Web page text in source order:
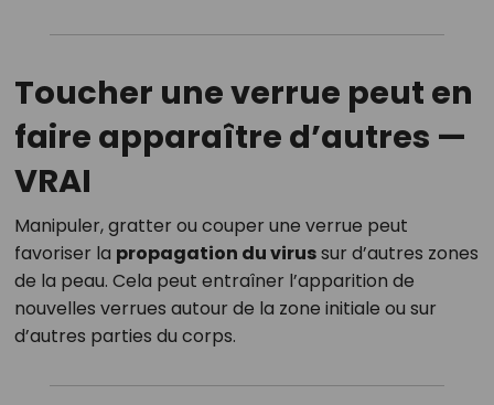
Toucher une verrue peut en
faire apparaître d’autres —
VRAI
Manipuler, gratter ou couper une verrue peut
favoriser la propagation du virussur d’autres zones
de la peau. Cela peut entraîner l’apparition de
nouvelles verrues autour de la zone initiale ou sur
d’autres parties du corps.